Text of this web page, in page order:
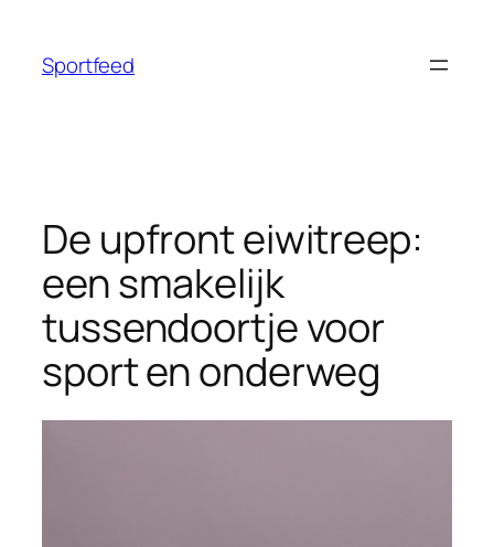
Sportfeed
De upfront eiwitreep:
een smakelijk
tussendoortje voor
sport en onderweg